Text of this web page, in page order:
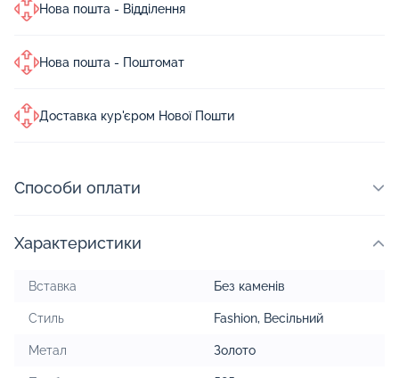
Нова пошта - Відділення
Нова пошта - Поштомат
Доставка кур'єром Нової Пошти
Способи оплати
Характеристики
Вставка Без каменів
Стиль Fashion, Весільний
Метал Золото